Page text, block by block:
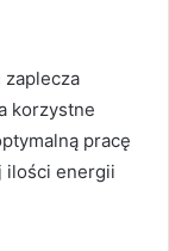
zaplecza
korzystne
pracę
ilości energii